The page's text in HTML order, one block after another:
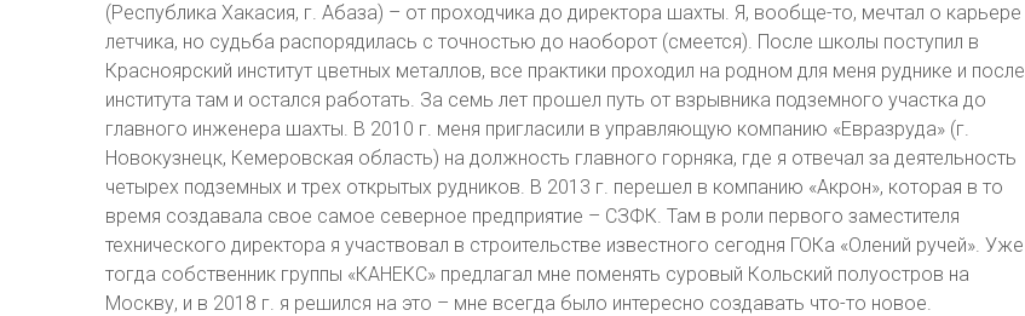
(Республика Хакасия, г. Абаза) – от проходчика до директора шахты. Я, вообще-то, мечтал о карьере
летчика, но судьба распорядилась с точностью до наоборот (смеется). После школы поступил в
Красноярский институт цветных металлов, все практики проходил на родном для меня руднике и после
института там и остался работать. За семь лет прошел путь от взрывника подземного участка до
главного инженера шахты. В 2010 г. меня пригласили в управляющую компанию «Евразруда» (г.
Новокузнецк, Кемеровская область) на должность главного горняка, где я отвечал за деятельность
четырех подземных и трех открытых рудников. В 2013 г. перешел в компанию «Акрон», которая в то
время создавала свое самое северное предприятие – СЗФК. Там в роли первого заместителя
технического директора я участвовал в строительстве известного сегодня ГОКа «Олений ручей». Уже
тогда собственник группы «КАНЕКС» предлагал мне поменять суровый Кольский полуостров на
Москву, и в 2018 г. я решился на это – мне всегда было интересно создавать что-то новое.